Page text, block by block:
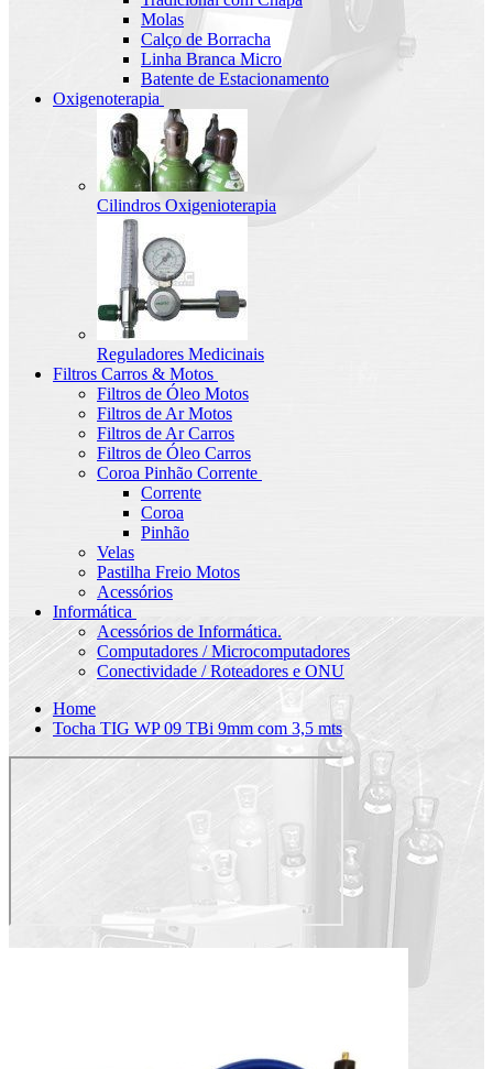
Molas
Calço de Borracha
Linha Branca Micro
Batente de Estacionamento
Oxigenoterapia
Cilindros Oxigenioterapia
Reguladores Medicinais
Filtros Carros & Motos
Filtros de Óleo Motos
Filtros de Ar Motos
Filtros de Ar Carros
Filtros de Óleo Carros
Coroa Pinhão Corrente
Corrente
Coroa
Pinhão
Velas
Pastilha Freio Motos
Acessórios
Informática
Acessórios de Informática.
Computadores / Microcomputadores
Conectividade / Roteadores e ONU
Home
Tocha TIG WP 09 TBi 9mm com 3,5 mts